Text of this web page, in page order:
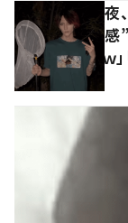
夜
感
ｗ